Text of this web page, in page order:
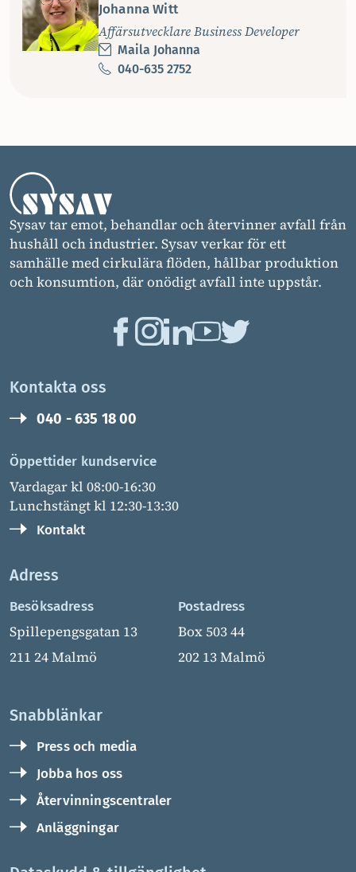
Johanna Witt
Affärsutvecklare Business Developer
Maila Johanna
040-635 2752
Sysav tar emot, behandlar och återvinner avfall från
hushåll och industrier. Sysav verkar för ett
samhälle med cirkulära flöden, hållbar produktion
och konsumtion, där onödigt avfall inte uppstår.
Kontakta oss
040 - 635 18 00
Öppettider kundservice
Vardagar kl 08:00-16:30
Lunchstängt kl 12:30-13:30
Kontakt
Adress
Besöksadress
Spillepengsgatan 13
211 24 Malmö
Postadress
Box 503 44
202 13 Malmö
Snabblänkar
Press och media
Jobba hos oss
Återvinningscentraler
Anläggningar